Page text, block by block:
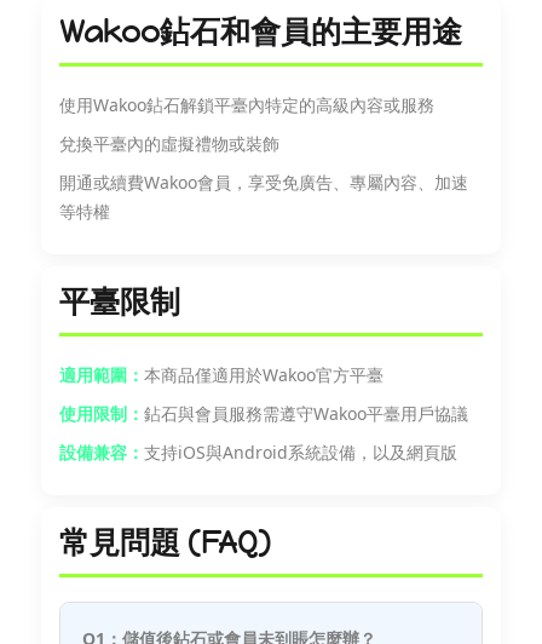
Wakoo鉆石和會員的主要用途
使用Wakoo鉆石解鎖平臺內特定的高級內容或服務
兌換平臺內的虛擬禮物或裝飾
開通或續費Wakoo會員，享受免廣告、專屬內容、加速
等特權
平臺限制
適用範圍：本商品僅適用於Wakoo官方平臺
使用限制：鉆石與會員服務需遵守Wakoo平臺用戶協議
設備兼容：支持iOS與Android系統設備，以及網頁版
常見問題 (FAQ)
Q1：儲值後鉆石或會員未到賬怎麼辦？